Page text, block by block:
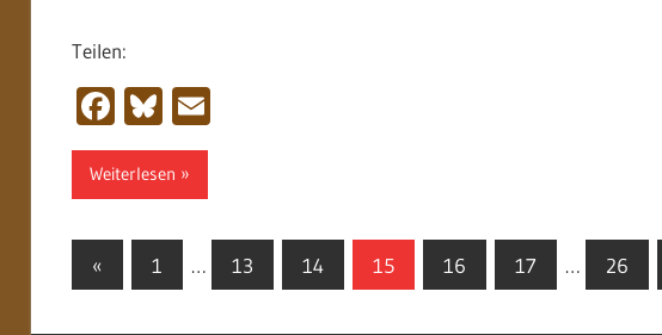
Teilen:
Facebook
Bluesky
Email
Weiterlesen
Seitennummerierung
«Vorherige
Beiträge
1 … 13 14 15 16 17 … 26